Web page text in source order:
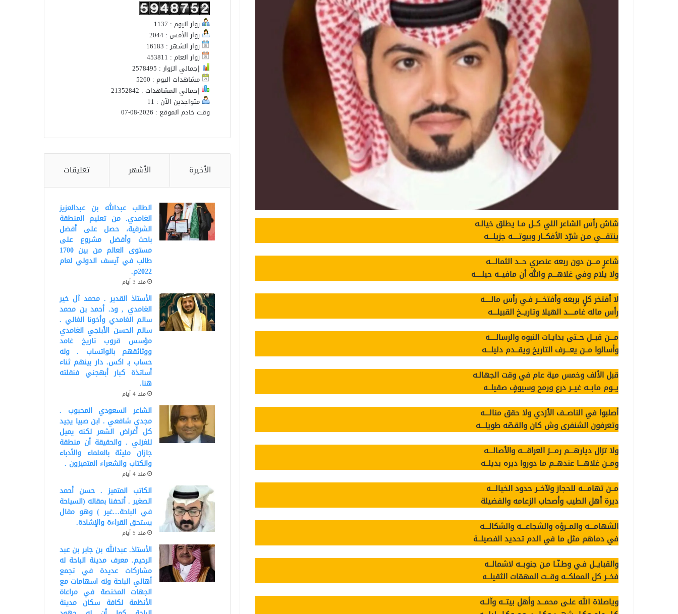
شاش رأس الشاعر اللي كــل مـا يطلق خيالـه
ينتقـــي مـن شرّد الأفكــار وبيوتــــه جزيلـــه
شاعرٍ مـــن دون ربعه عنصري حــد الثمالـــه
ولا يلام وفي غلاهـــم والله أن مافيــه حيلــــه
لا أفتخر كلٍ بربعه وأفتخـــر فـي رأس مالــــه
رأس ماله غامــــد الهيلا وتاريــخ القبيلـــه
مـــن قبــل حــتى بدايـات النبوه والرسالــــه
وأسالوا مــن يعـــرف التاريخ ويقــدم دليلـــه
قبل الألف وخمس مية عام في وقت الجهالـه
يــوم مابــه غيــر درع ورمح وسيوفٍ صقيلــه
أصلبوا في الناصــف الأزدي ولا حقق منالـــه
وتعرفون الشنفرى وش كان والقصّه طويلـــه
ولا تزال ديارهـــم رمـــز العراقـــه والأصالـــه
ومــن غلاهـــا عندهــم ما دوروا ديره بديلــه
مــن تهامـــه للحجاز ولآخــر حدود الخيالـــه
ديرة أهل الطيب وأصحاب الزعامه والفضيلة
الشهامـــه والمــرؤه والشجاعـــه والشكالـــه
في دماهم مثل ما في الدم تحديد الفصيلــة
والقبايــل فـي وطـنّـا مـن جنوبــه لاشمالــه
فخــر كل المملكــه وقــت المهمّات الثقيلــه
وياصلاة الله علـى محمــد وأهل بيتــه وآلــه
زوار اليوم : 1137
زوار الأمس : 2044
زوار الشهر : 16183
زوار العام : 453811
إجمالي الزوار : 2578495
مشاهدات اليوم : 5260
إجمالي المشاهدات : 21352842
متواجدين الآن : 11
وقت خادم الموقع : 2026-08-07
الأخيرة الأشهر تعليقات
الطالب عبدالله بن عبدالعزيز
الغامدي. من تعليم المنطقة
الشرقية، حصل على أفضل
باحث وأفضل مشروع على
مستوى العالم من بين 1700
طالب في آيسف الدولي لعام
2022م.
منذ 3 أيام
الأستاذ القدير . محمد آل خير
الغامدي , ود. أحمد بن محمد
سالم الغامدي وأخونا الغالي .
سالم الحسن الأبلجي الغامدي
مؤسس قروب تاريخ غامد
ووثائقهم بالواتساب . وله
حساب بـ اكس. دار بينهم ثناء
أساتذة كبار أبهجني فنقلته
هنا.
منذ 4 أيام
الشاعر السعودي المحبوب .
مجدي شافعي . ابن صبيا يجيد
كل أغراض الشعر لكنه يميل
للغزلي . والحقيقة أن منطقة
جازان مليئة بالعلماء والأدباء
والكتاب والشعراء المتميزون .
منذ 4 أيام
الكاتب المتميز . حسن أحمد
الصغير . أتحفنا بمقاله (السياحة
في الباحة…غير ) وهو مقال
يستحق القراءة والإشادة.
منذ 5 أيام
الأستاذ. عبدالله بن جابر بن عبد
الرحيم. معرف مدينة الباحة له
مشاركات عديدة في تجمع
أهالي الباحة وله اسهامات مع
الجهات المختصة في مراعاة
الأنظمة لكافة سكان مدينة